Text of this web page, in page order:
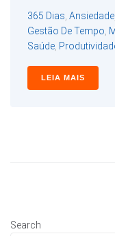
365 Dias Ansiedade
Gestão De Tempo
Saúde
LEIA MAIS
Search